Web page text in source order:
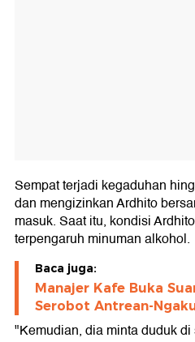
Sempat terjadi kegaduhan
dan mengizinkan Ardhito
masuk. Saat itu, kondisi
terpengaruh minuman alkohol.
Baca juga:
Manajer Kafe Buka
Serobot Antrean-
"Kemudian, dia minta duduk